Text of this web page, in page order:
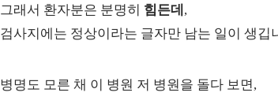
그래서 환자분은 분명히 힘든데 ,
검사지에는 정상이라는 글자만 남는 일이 생깁
병명도 모른 채 이 병원 저 병원을 돌다 보면,